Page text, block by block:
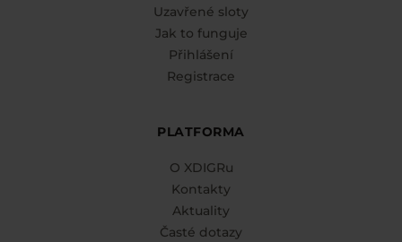
Uzavřené sloty
Jak to funguje
Přihlášení
Registrace
PLATFORMA
O XDIGRu
Kontakty
Aktuality
Časté dotazy